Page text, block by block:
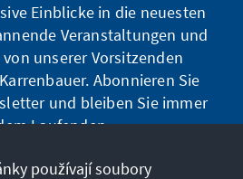
Einblicke in die neuesten
Veranstaltungen und
unserer Vorsitzenden
Abonnieren Sie
und bleiben Sie immer
Laufenden.
abonnieren
používají soubory